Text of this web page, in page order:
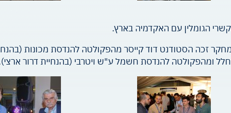
זכה הסטודנט דוד קייסר מהפקולטה להנדסת מכונות
ומהפקולטה להנדסת חשמל ע"ש ויטרבי (בהנחיית דרור